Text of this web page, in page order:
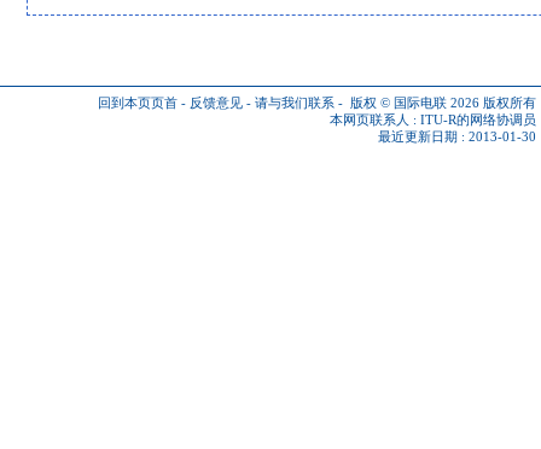
回到本页页首 - 反馈意见 - 请与我们联系 - 版权 © 国际电联 2026 版权所有
本网页联系人 : ITU-R的网络协调员
最近更新日期 : 2013-01-30